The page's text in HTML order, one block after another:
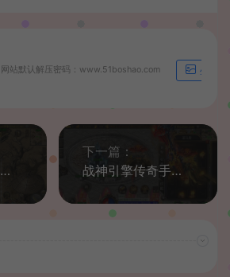
网站默认解压密码：www.51boshao.com 生成海
战神引擎传奇手游【1.70公益复古金币版】最新整理Win系复古服务端+安卓+GM授权后台+详细搭建教程
下一篇：
战神引擎传奇手游【单职业无极冰雪11大陆特色版】最新整理Win系特色服务端+安卓苹果双端+GM后台+详细搭建教程